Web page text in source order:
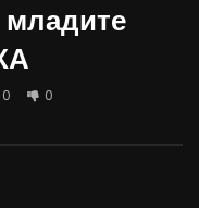
12:51
Министерство за
0
473 12
младите
0 0